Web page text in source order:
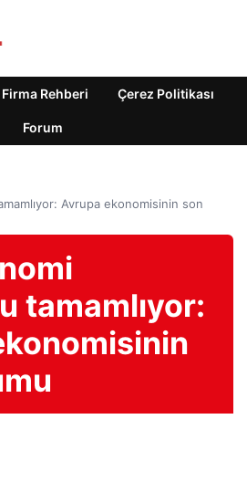
Firma Rehberi Çerez Politikası
Forum
Avrupa ekonomisinin son
tamamlıyor: